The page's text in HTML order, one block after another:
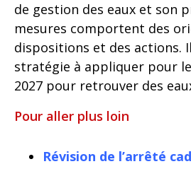
de gestion des eaux et son
mesures comportent des
dispositions et des actions.
stratégie à appliquer pour
2027 pour retrouver des
Pour aller plus loin
Révision de l’arrêté